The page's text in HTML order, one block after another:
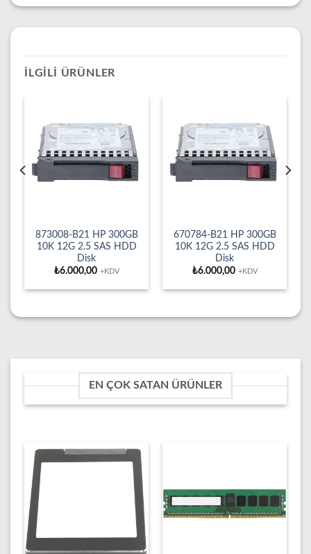
İLGILI ÜRÜNLER
873008-B21 HP 300GB
10K 12G 2.5 SAS HDD
Disk
₺6.000,00 +KDV
670784-B21 HP 300GB
10K 12G 2.5 SAS HDD
Disk
₺6.000,00 +KDV
EN ÇOK SATAN ÜRÜNLER